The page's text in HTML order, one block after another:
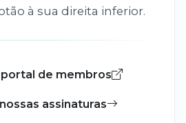
à sua direita inferior.
de membros
assinaturas